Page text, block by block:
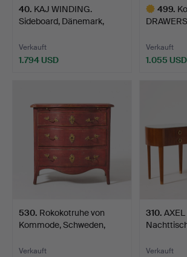
40. KAJ WINDING.
Sideboard, Dänemark,
Verkauft
1.794 USD
499.
Verkauft
1.055 USD
530. Rokokotruhe von
Kommode, Schweden,
Verkauft
310.
Verkauft